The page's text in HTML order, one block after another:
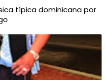
típica dominicana por